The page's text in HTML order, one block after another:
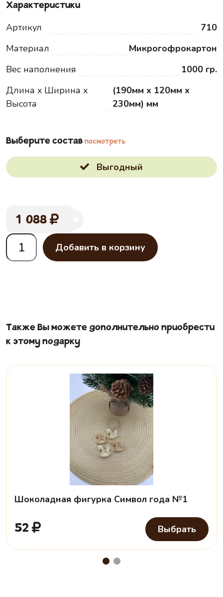
Характеристики
Артикул
710
Материал
Микрогофрокартон
Вес наполнения
1000 гр.
Длина x Ширина x
Высота
(190мм x 120мм x
230мм) мм
Выберите состав посмотреть
Выгодный
1 088
Добавить в корзину
Также Вы можете дополнительно приобрести
к этому подарку
Шоколадная фигурка Символ года №1
52 Выбрать